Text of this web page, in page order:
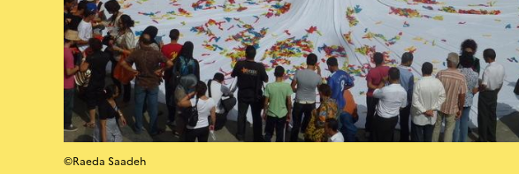
©Raeda Saadeh